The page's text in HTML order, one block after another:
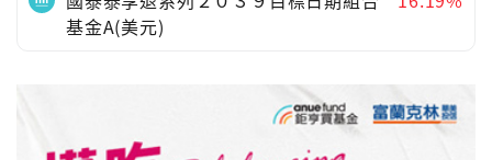
基金A(美元)